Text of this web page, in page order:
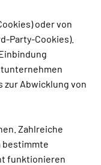
oder von
Party-Cookies).
zur Abwicklung von
Zahlreiche
bestimmte
funktionieren